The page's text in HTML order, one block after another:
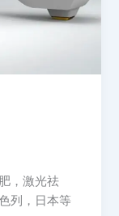
，激光祛
列，日本等